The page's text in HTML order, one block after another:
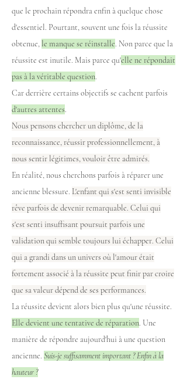
que le prochain répondra enfin à quelque chose
d'essentiel. Pourtant, souvent une fois la réussite
obtenue, le manque se réinstalle. Non parce que la
réussite est inutile. Mais parce qu'elle ne répondait
pas à la véritable question.
Car derrière certains objectifs se cachent parfois
d'autres attentes.
Nous pensons chercher un diplôme, de la
reconnaissance, réussir professionnellement, à
nous sentir légitimes, vouloir être admirés.
En réalité, nous cherchons parfois à réparer une
ancienne blessure. L'enfant qui s'est senti invisible
rêve parfois de devenir remarquable. Celui qui
s'est senti insuffisant poursuit parfois une
validation qui semble toujours lui échapper. Celui
qui a grandi dans un univers où l'amour était
fortement associé à la réussite peut finir par croire
que sa valeur dépend de ses performances.
La réussite devient alors bien plus qu'une réussite.
Elle devient une tentative de réparation. Une
manière de répondre aujourd'hui à une question
ancienne. Suis-je suffisamment important ? Enfin à la
hauteur ?